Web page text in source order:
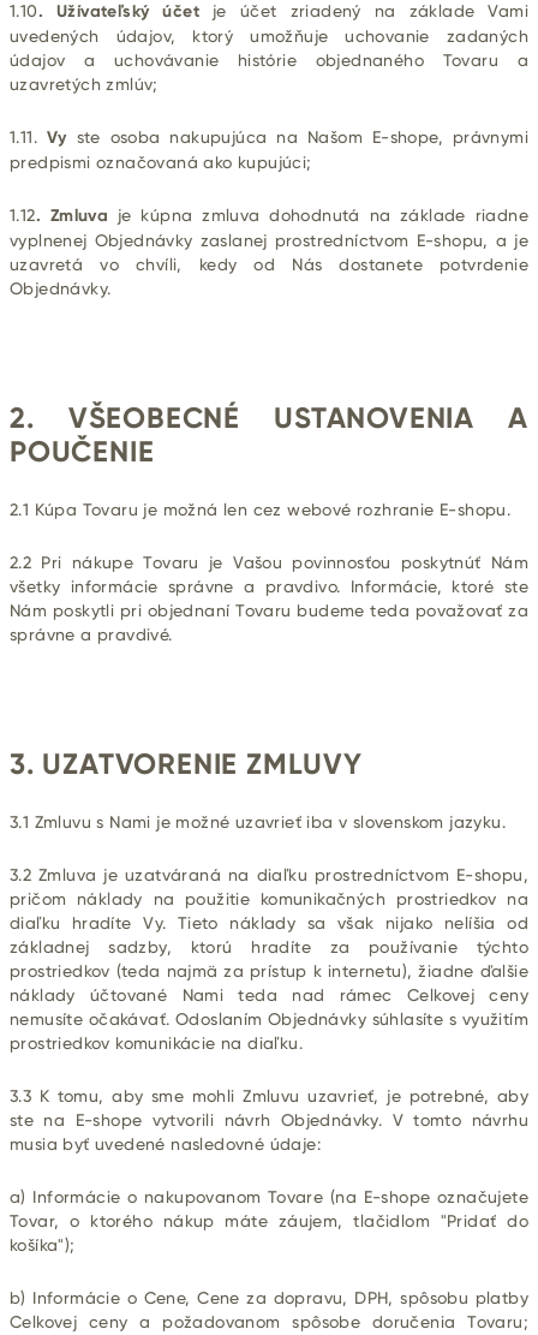
1.10. Užívateľský účet je účet zriadený na základe Vami
uvedených údajov, ktorý umožňuje uchovanie zadaných
údajov a uchovávanie histórie objednaného Tovaru a
uzavretých zmlúv;
1.11. Vy ste osoba nakupujúca na Našom E-shope, právnymi
predpismi označovaná ako kupujúci;
1.12. Zmluva je kúpna zmluva dohodnutá na základe riadne
vyplnenej Objednávky zaslanej prostredníctvom E-shopu, a je
uzavretá vo chvíli, kedy od Nás dostanete potvrdenie
Objednávky.
2. VŠEOBECNÉ USTANOVENIA A
POUČENIE
2.1 Kúpa Tovaru je možná len cez webové rozhranie E-shopu.
2.2 Pri nákupe Tovaru je Vašou povinnosťou poskytnúť Nám
všetky informácie správne a pravdivo. Informácie, ktoré ste
Nám poskytli pri objednaní Tovaru budeme teda považovať za
správne a pravdivé.
3. UZATVORENIE ZMLUVY
3.1 Zmluvu s Nami je možné uzavrieť iba v slovenskom jazyku.
3.2 Zmluva je uzatváraná na diaľku prostredníctvom E-shopu,
pričom náklady na použitie komunikačných prostriedkov na
diaľku hradíte Vy. Tieto náklady sa však nijako nelíšia od
základnej sadzby, ktorú hradíte za používanie týchto
prostriedkov (teda najmä za prístup k internetu), žiadne ďalšie
náklady účtované Nami teda nad rámec Celkovej ceny
nemusíte očakávať. Odoslaním Objednávky súhlasíte s využitím
prostriedkov komunikácie na diaľku.
3.3 K tomu, aby sme mohli Zmluvu uzavrieť, je potrebné, aby
ste na E-shope vytvorili návrh Objednávky. V tomto návrhu
musia byť uvedené nasledovné údaje:
a) Informácie o nakupovanom Tovare (na E-shope označujete
Tovar, o ktorého nákup máte záujem, tlačidlom "Pridať do
košíka");
b) Informácie o Cene, Cene za dopravu, DPH, spôsobu platby
Celkovej ceny a požadovanom spôsobe doručenia Tovaru;